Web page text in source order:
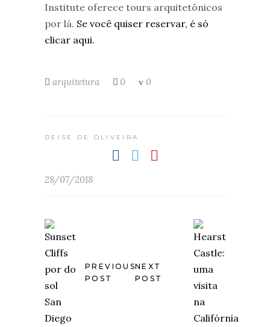
Institute oferece tours arquitetônicos
por lá. Se você quiser reservar, é só
clicar aqui.
arquitetura 0 0
DEISE DE OLIVEIRA
28/07/2018
PREVIOUS
POST
NEXT
POST